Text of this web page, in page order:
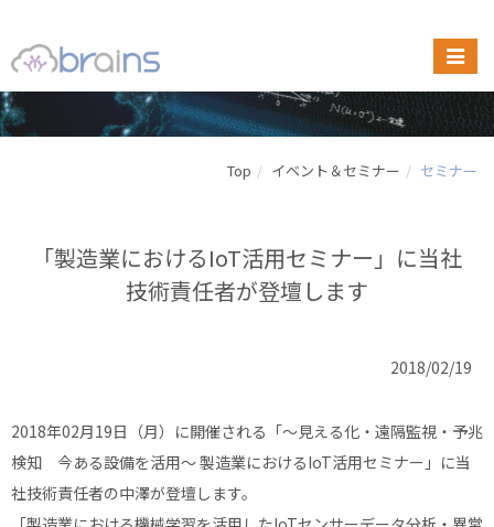
Top イベント＆セミナー セミナー
「製造業におけるIoT活用セミナー」に当社
技術責任者が登壇します
2018/02/19
2018年02月19日（月）に開催される「〜見える化・遠隔監視・予兆
検知 今ある設備を活用〜 製造業におけるIoT活用セミナー」に当
社技術責任者の中澤が登壇します。